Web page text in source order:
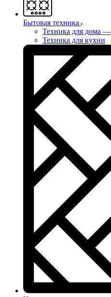
Бытовая техника
Техника для дома —
Техника для кухни